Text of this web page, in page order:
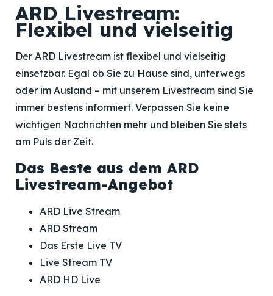
ARD Livestream:
Flexibel und vielseitig
Der ARD Livestream ist flexibel und vielseitig
einsetzbar. Egal ob Sie zu Hause sind, unterwegs
oder im Ausland – mit unserem Livestream sind Sie
immer bestens informiert. Verpassen Sie keine
wichtigen Nachrichten mehr und bleiben Sie stets
am Puls der Zeit.
Das Beste aus dem ARD
Livestream-Angebot
ARD Live Stream
ARD Stream
Das Erste Live TV
Live Stream TV
ARD HD Live